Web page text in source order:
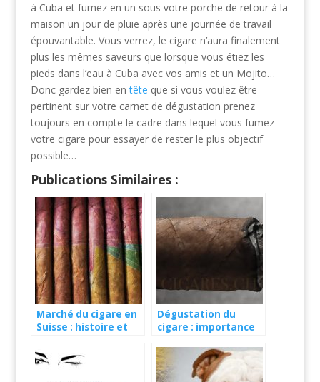
à Cuba et fumez en un sous votre porche de retour à la
maison un jour de pluie après une journée de travail
épouvantable. Vous verrez, le cigare n’aura finalement
plus les mêmes saveurs que lorsque vous étiez les
pieds dans l’eau à Cuba avec vos amis et un Mojito…
Donc gardez bien entête que si vous voulez être
pertinent sur votre carnet de dégustation prenez
toujours en compte le cadre dans lequel vous fumez
votre cigare pour essayer de rester le plus objectif
possible…
Publications Similaires :
Marché du cigare en
Suisse : histoire et
Dégustation du
cigare : importance